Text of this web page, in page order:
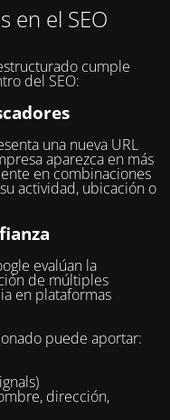
en el SEO
cumple
del SEO:
una nueva URL
aparezca en más
en combinaciones
actividad, ubicación o
evalúan la
de múltiples
en plataformas
puede aportar:
dirección,